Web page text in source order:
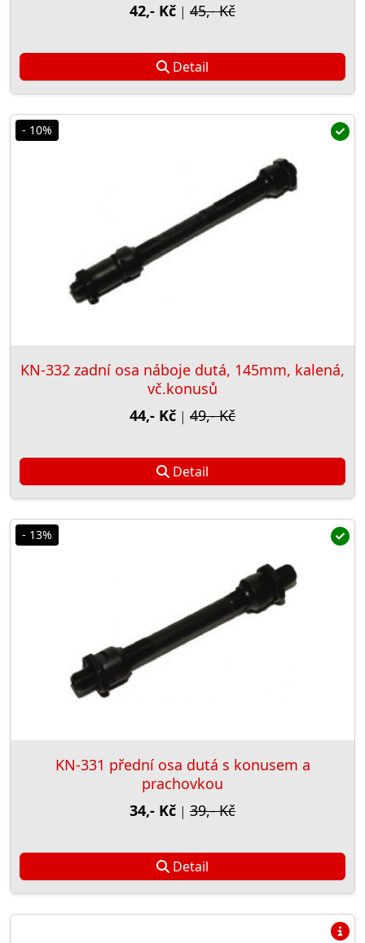
42,- Kč | 45,- Kč
Detail
- 10%
KN-332 zadní osa náboje dutá, 145mm, kalená,
vč.konusů
44,- Kč | 49,- Kč
Detail
- 13%
KN-331 přední osa dutá s konusem a
prachovkou
34,- Kč | 39,- Kč
Detail